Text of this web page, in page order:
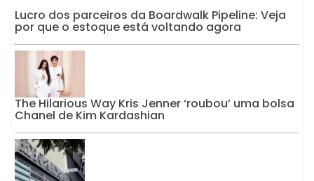
Lucro dos parceiros da Boardwalk Pipeline: Veja
por que o estoque está voltando agora
The Hilarious Way Kris Jenner ‘roubou’ uma bolsa
Chanel de Kim Kardashian